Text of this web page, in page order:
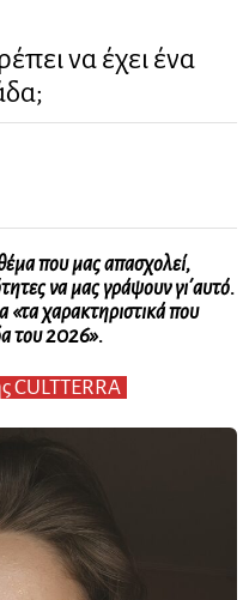
να έχει ένα
που μας απασχολεί,
να μας γράψουν γι΄αυτό.
«τα χαρακτηριστικά που
του 2026».
CULTTERRA